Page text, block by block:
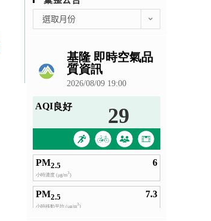
整
選取月份